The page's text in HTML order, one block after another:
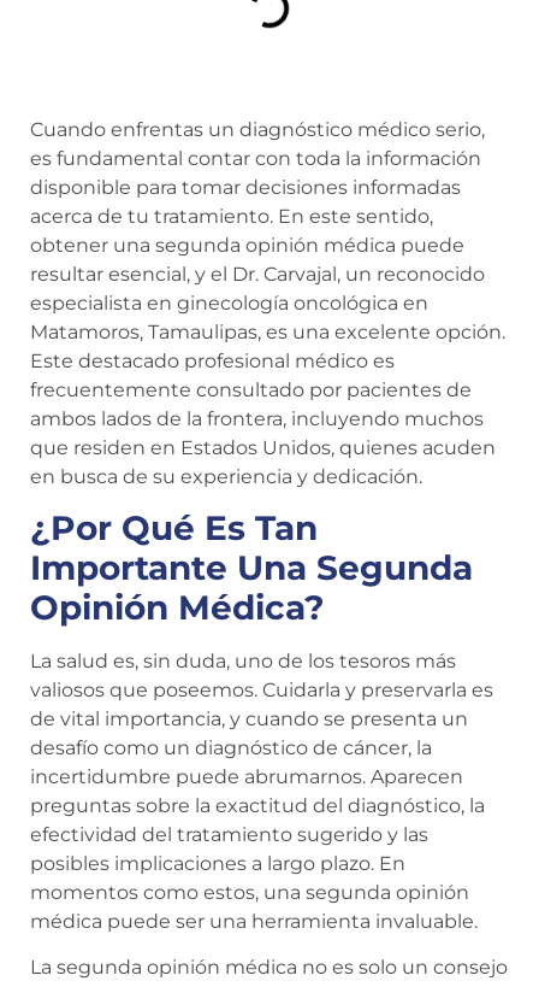
Cuando enfrentas un diagnóstico médico serio,
es fundamental contar con toda la información
disponible para tomar decisiones informadas
acerca de tu tratamiento. En este sentido,
obtener una segunda opinión médica puede
resultar esencial, y el Dr. Carvajal, un reconocido
especialista en ginecología oncológica en
Matamoros, Tamaulipas, es una excelente opción.
Este destacado profesional médico es
frecuentemente consultado por pacientes de
ambos lados de la frontera, incluyendo muchos
que residen en Estados Unidos, quienes acuden
en busca de su experiencia y dedicación.
¿Por Qué Es Tan
Importante Una Segunda
Opinión Médica?
La salud es, sin duda, uno de los tesoros más
valiosos que poseemos. Cuidarla y preservarla es
de vital importancia, y cuando se presenta un
desafío como un diagnóstico de cáncer, la
incertidumbre puede abrumarnos. Aparecen
preguntas sobre la exactitud del diagnóstico, la
efectividad del tratamiento sugerido y las
posibles implicaciones a largo plazo. En
momentos como estos, una segunda opinión
médica puede ser una herramienta invaluable.
La segunda opinión médica no es solo un consejo